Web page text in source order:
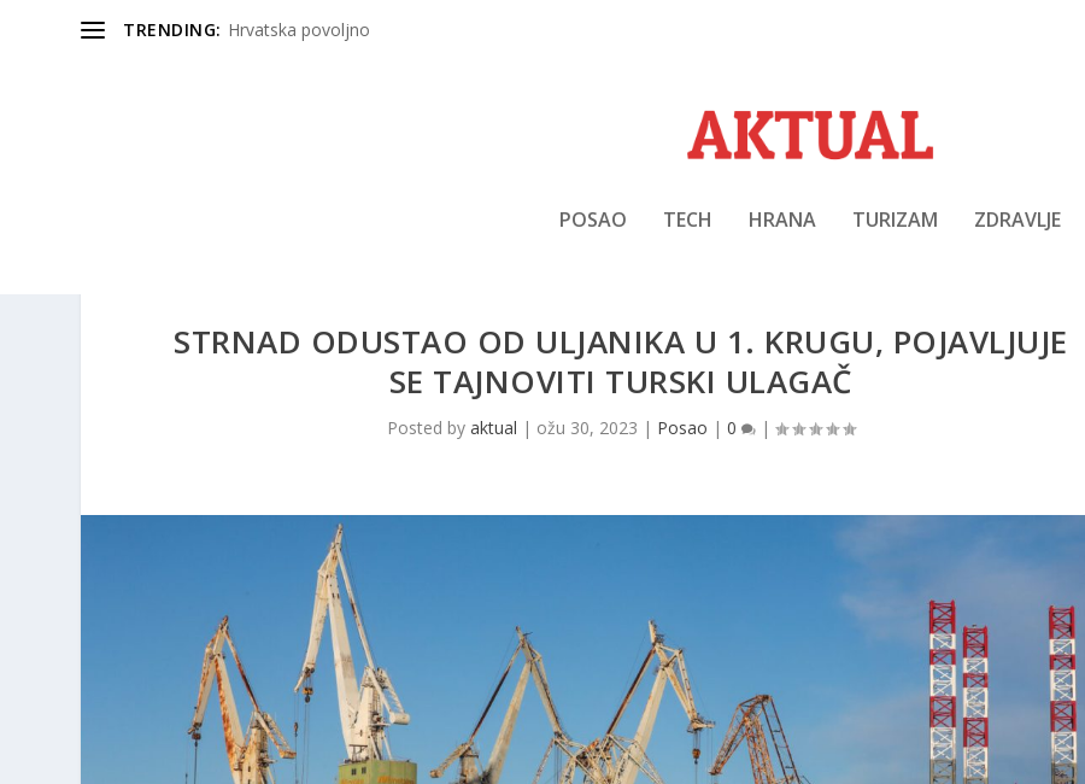
TRENDING: Hrvatska povoljno
POSAO TECH HRANA TURIZAM ZDRAVLJE
STRNAD ODUSTAO OD ULJANIKA U 1. KRUGU, POJAVLJUJE
SE TAJNOVITI TURSKI ULAGAČ
Posted by aktual | ožu 30, 2023 | Posao | 0 |